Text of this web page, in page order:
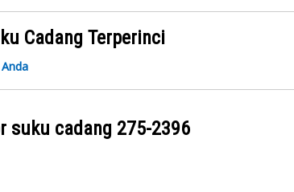
Cadang Terperinci
suku cadang 275-2396